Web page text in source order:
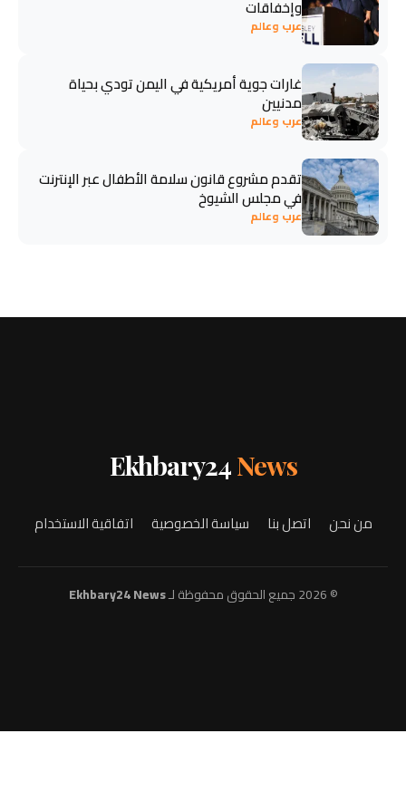
وإخفاقات
عرب وعالم
غارات جوية أمريكية في اليمن تودي بحياة
مدنيين
عرب وعالم
تقدم مشروع قانون سلامة الأطفال عبر الإنترنت
في مجلس الشيوخ
عرب وعالم
Ekhbary24News
من نحن اتصل بنا سياسة الخصوصية اتفاقية الاستخدام
© 2026 جميع الحقوق محفوظة لـ Ekhbary24 News